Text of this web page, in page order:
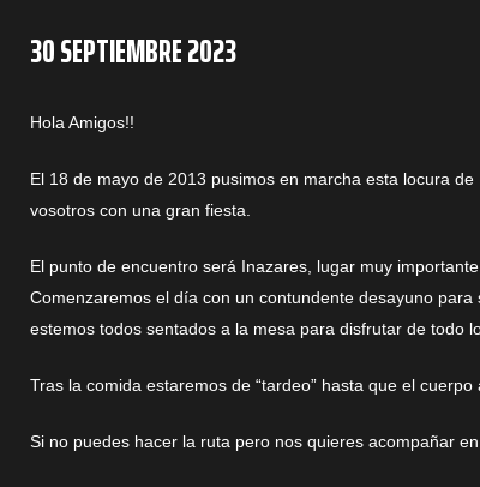
30 SEPTIEMBRE 2023
Hola Amigos!!
El 18 de mayo de 2013 pusimos en marcha esta locura
vosotros con una gran fiesta.
El punto de encuentro será Inazares, lugar muy
Comenzaremos el día con un contundente desayuno
estemos todos sentados a la mesa para disfrutar de todo
Tras la comida estaremos de “tardeo” hasta que el cuerpo
Si no puedes hacer la ruta pero nos quieres acompañar